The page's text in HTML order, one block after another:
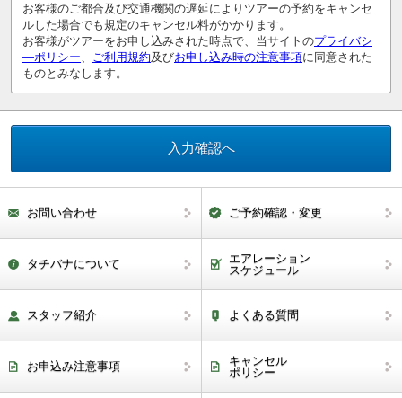
お客様のご都合及び交通機関の遅延によりツアーの予約をキャンセ
ルした場合でも規定のキャンセル料がかかります。
お客様がツアーをお申し込みされた時点で、当サイトのプライバシ
―ポリシー
ご利用規約及びお申し込み時の注意事項に同意された
ものとみなします。
お問い合わせ ご予約確認・変更
タチバナについて
エアレーション
スケジュール
スタッフ紹介 よくある質問
お申込み注意事項
キャンセル
ポリシー